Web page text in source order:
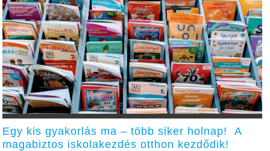
Egy kis gyakorlás ma – több siker holnap! A
magabiztos iskolakezdés otthon kezdődik!